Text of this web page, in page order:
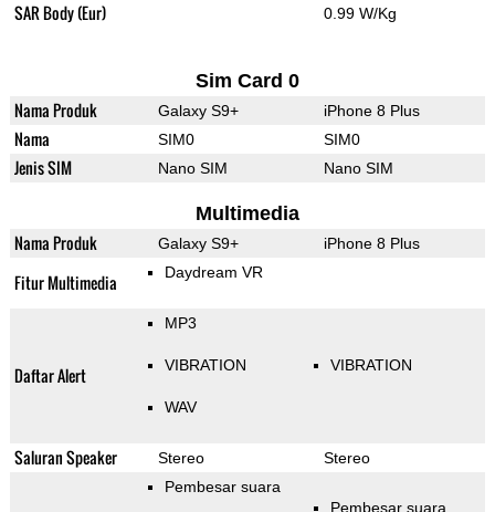
SAR Body (Eur) 0.99 W/Kg
Sim Card 0
Nama Produk Galaxy S9+ iPhone 8 Plus
Nama SIM0 SIM0
Jenis SIM Nano SIM Nano SIM
Multimedia
Nama Produk Galaxy S9+ iPhone 8 Plus
Fitur Multimedia Daydream VR
Daftar Alert
MP3
VIBRATION
WAV
VIBRATION
Saluran Speaker Stereo Stereo
Pembesar suara
Pembesar suara